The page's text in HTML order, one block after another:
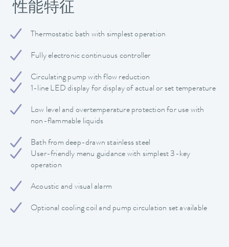
性能特征
Thermostatic bath with simplest operation
Fully electronic continuous controller
Circulating pump with flow reduction
1-line LED display for display of actual or set temperature
Low level and overtemperature protection for use with
non-flammable liquids
Bath from deep-drawn stainless steel
User-friendly menu guidance with simplest 3-key
operation
Acoustic and visual alarm
Optional cooling coil and pump circulation set available